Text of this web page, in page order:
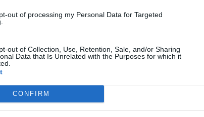
out of processing my Personal Data for Targeted
out of Collection, Use, Retention, Sale, and/or Sharing
Data that Is Unrelated with the Purposes for which it
CONFIRM
/ Rakoon)
Bratki. Skazano go na 4 lata i 10 miesięcy więzienia, ale
trzech lat od wyroku, mężczyzna wciąż pozostaje na
luki prawne, sprzedając dopalacze jako „produkty
wolności zapadł 20 marca 2023 r.
„Król